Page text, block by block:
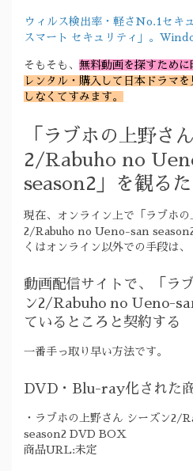
ウィルス検出率・軽さNo.1セキ
スマート セキュリティ」。
そもそも、 無料動画を探すために
レンタル・購入して日本ドラマ
しなくてすみます。
「ラブホの上野さ
2/Rabuho no
season2」を観るた
現在、オンライン上で「ラブホ
2/Rabuho no Ueno-san
くはオンライン以外での手段は、
動画配信サイトで、「ラ
ン2/Rabuho no Ueno-
ているところと契約する
一番手っ取り早い方法です。
DVD・Blu-ray化された
・ラブホの上野さん シーズン2/
season2 DVD BOX
商品URL:未定